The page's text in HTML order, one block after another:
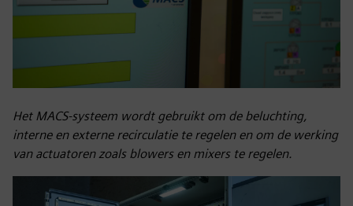
Het MACS-systeem wordt gebruikt om de beluchting,
interne en externe recirculatie te regelen en om de werking
van actuatoren zoals blowers en mixers te regelen.